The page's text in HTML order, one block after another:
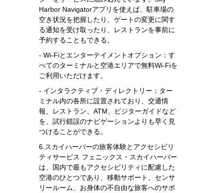
Harbor Navigatorアプリを使えば、駐車場の
空き状況を把握したり、ゲートの変更に関す
る通知を受け取ったり、レストランを事前に
予約することもできる。
- Wi-Fiとエンターテイメントオプション：す
べてのターミナルと空港エリアで無料Wi-Fiを
ご利用いただけます。
- インタラクティブ・ディレクトリー：ター
ミナル内の各所に設置されており、交通情
報、レストラン、ATM、ビジターガイドなど
を、試行錯誤のナビゲーションよりも早く見
つけることができる。
6.スカイハーバーの旅客体験とアクセシビリ
ティサービス フェニックス・スカイハーバー
は、国内で最もアクセシビリティに配慮した
空港のひとつであり、移動サポート、センサ
リールーム、お身体の不自由な旅客へのサポ